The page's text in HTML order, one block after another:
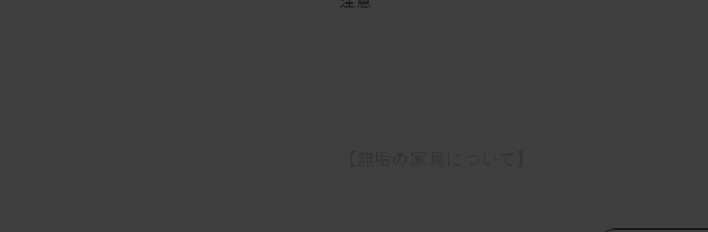
お手入れをして頂ければ一生付き合える家具です。